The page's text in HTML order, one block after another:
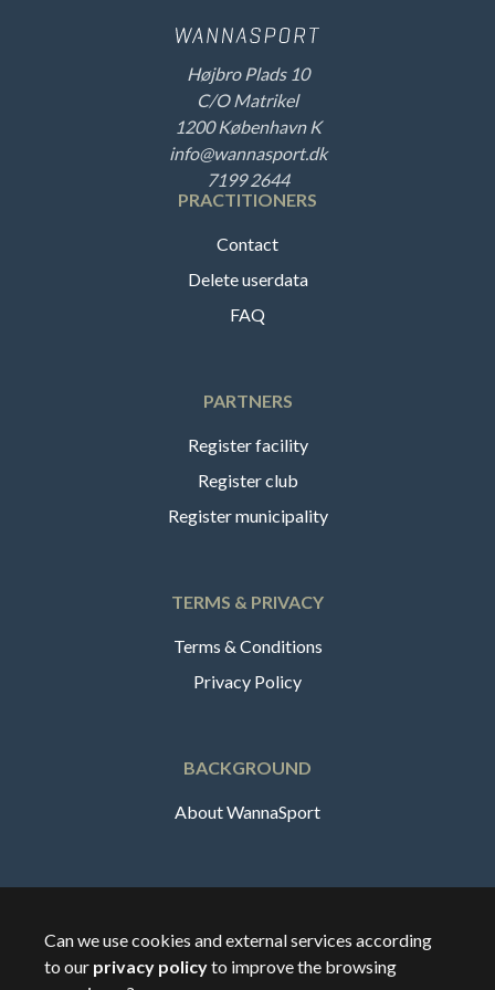
Højbro Plads 10
C/O Matrikel
1200 København K
info@wannasport.dk
7199 2644
PRACTITIONERS
Contact
Delete userdata
FAQ
PARTNERS
Register facility
Register club
Register municipality
TERMS & PRIVACY
Terms & Conditions
Privacy Policy
BACKGROUND
About WannaSport
🇸🇪Sverige
Can we use cookies and external services according
to our privacy policyto improve the browsing